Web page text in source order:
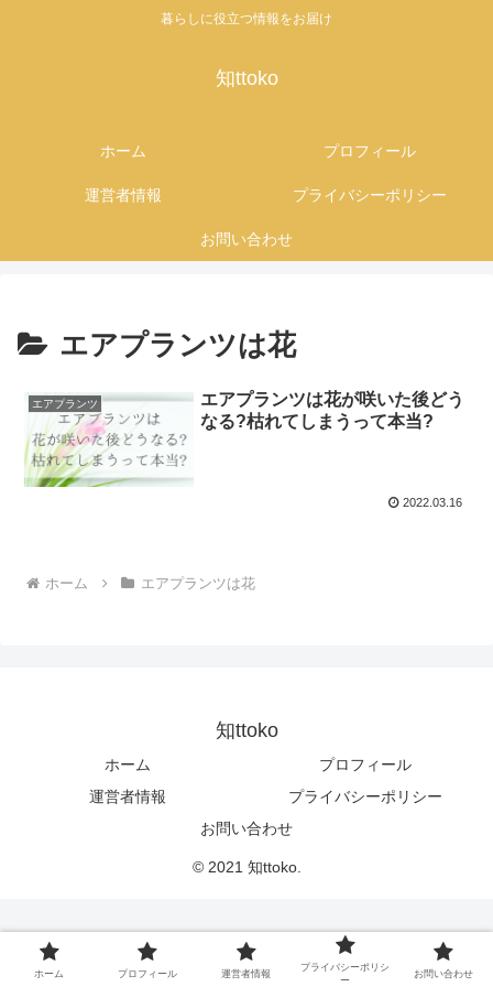
暮らしに役立つ情報をお届け
知ttoko
ホーム プロフィール
運営者情報 プライバシーポリシー
お問い合わせ
エアプランツは花
エアプランツ
エアプランツは花が咲いた後どう
なる?枯れてしまうって本当?
2022.03.16
ホーム エアプランツは花
知ttoko
ホーム
プロフィール
運営者情報
プライバシーポリシー
お問い合わせ
© 2021 知ttoko.
ホーム プロフィール 運営者情報
プライバシーポリシ
ー
お問い合わせ